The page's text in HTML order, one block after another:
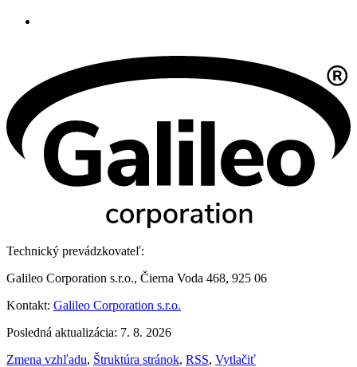
Technický prevádzkovateľ:
Galileo Corporation s.r.o., Čierna Voda 468, 925 06
Kontakt: Galileo Corporation s.r.o.
Posledná aktualizácia: 7. 8. 2026
Zmena vzhľadu, Štruktúra stránok, RSS, Vytlačiť